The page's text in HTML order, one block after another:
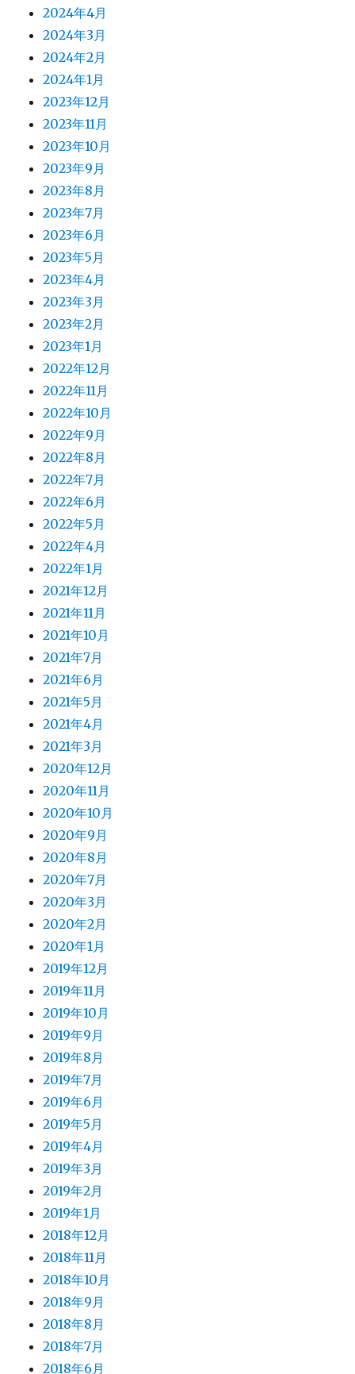
2024年4月
2024年3月
2024年2月
2024年1月
2023年12月
2023年11月
2023年10月
2023年9月
2023年8月
2023年7月
2023年6月
2023年5月
2023年4月
2023年3月
2023年2月
2023年1月
2022年12月
2022年11月
2022年10月
2022年9月
2022年8月
2022年7月
2022年6月
2022年5月
2022年4月
2022年1月
2021年12月
2021年11月
2021年10月
2021年7月
2021年6月
2021年5月
2021年4月
2021年3月
2020年12月
2020年11月
2020年10月
2020年9月
2020年8月
2020年7月
2020年3月
2020年2月
2020年1月
2019年12月
2019年11月
2019年10月
2019年9月
2019年8月
2019年7月
2019年6月
2019年5月
2019年4月
2019年3月
2019年2月
2019年1月
2018年12月
2018年11月
2018年10月
2018年9月
2018年8月
2018年7月
2018年6月